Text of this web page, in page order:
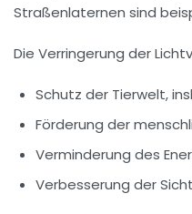
Straßenlaternen sind
Die Verringerung der
Schutz der Tierwelt,
Förderung der
Verminderung des
Verbesserung der